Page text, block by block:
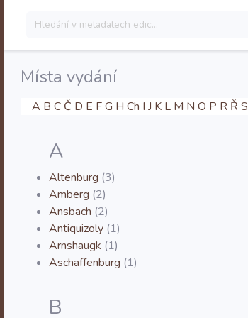
Místa vydání
A B C Č D E FG H Ch I J K L M N O P R Ř S
A
Altenburg (3)
Amberg (2)
Ansbach (2)
Antiquizoly (1)
Arnshaugk (1)
Aschaffenburg (1)
B